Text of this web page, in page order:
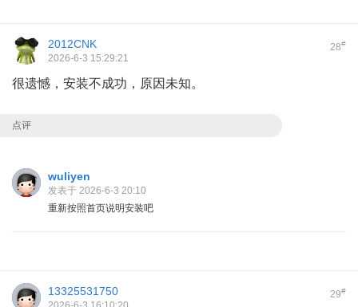
28#
2012CNK
2026-6-3 15:29:21
很遗憾，安装不成功，原因未知。
点评
wuliyen
发表于 2026-6-3 20:10
重新按照首页说明安装吧
29#
13325531750